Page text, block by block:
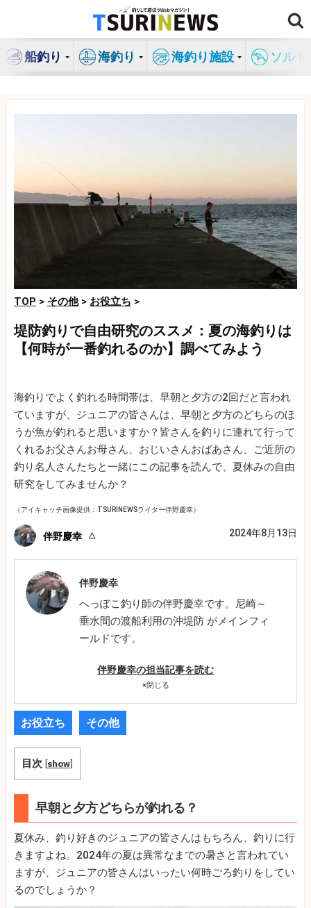
ン
船釣り 海釣り 海釣り施設 ソル
TOP > その他> お役立ち >
堤防釣りで自由研究のススメ：夏の海釣りは
【何時が一番釣れるのか】調べてみよう
海釣りでよく釣れる時間帯は、早朝と夕方の2回だと言われ
ていますが、ジュニアの皆さんは、早朝と夕方のどちらのほ
うが魚が釣れると思いますか？皆さんを釣りに連れて行って
くれるお父さんお母さん、おじいさんおばあさん、ご近所の
釣り名人さんたちと一緒にこの記事を読んで、夏休みの自由
研究をしてみませんか？
（アイキャッチ画像提供：TSURINEWSライター伴野慶幸）
伴野慶幸 2024年8月13日
伴野慶幸
へっぽこ釣り師の伴野慶幸です。尼崎～
垂水間の渡船利用の沖堤防 がメインフィ
ールドです。
伴野慶幸の担当記事を読む
×閉じる
お役立ち その他
目次 [show]
早朝と夕方どちらが釣れる？
夏休み、釣り好きのジュニアの皆さんはもちろん、釣りに行
きますよね。2024年の夏は異常なまでの暑さと言われてい
ますが、ジュニアの皆さんはいったい何時ごろ釣りをしてい
るのでしょうか？